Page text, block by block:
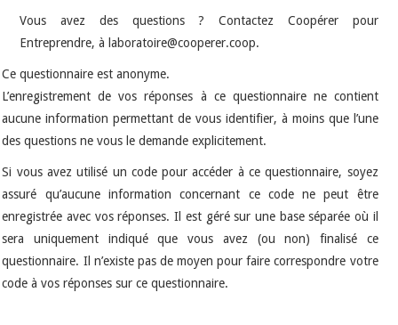
Vous avez des questions ? Contactez Coopérer pour
Entreprendre, à laboratoire@cooperer.coop.
Ce questionnaire est anonyme.
L’enregistrement de vos réponses à ce questionnaire ne contient
aucune information permettant de vous identifier, à moins que l’une
des questions ne vous le demande explicitement.
Si vous avez utilisé un code pour accéder à ce questionnaire, soyez
assuré qu’aucune information concernant ce code ne peut être
enregistrée avec vos réponses. Il est géré sur une base séparée où il
sera uniquement indiqué que vous avez (ou non) finalisé ce
questionnaire. Il n’existe pas de moyen pour faire correspondre votre
code à vos réponses sur ce questionnaire.